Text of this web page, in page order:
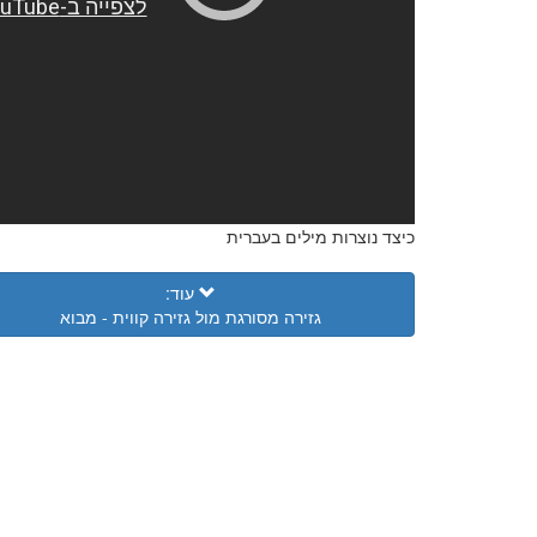
כיצד נוצרות מילים בעברית
עוד:
גזירה מסורגת מול גזירה קווית - מבוא